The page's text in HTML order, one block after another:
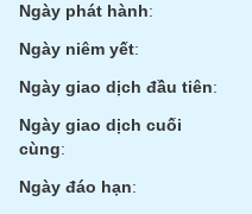
Ngày phát hành:
Ngày niêm yết:
Ngày giao dịch đầu tiên:
Ngày giao dịch cuối
cùng:
Ngày đáo hạn: